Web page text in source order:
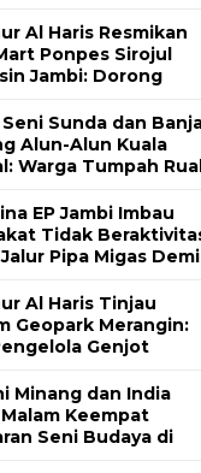
Al Haris Resmikan
Ponpes Sirojul
Jambi: Dorong
Sunda dan
Alun-Alun Kuala
Warga Tumpah
EP Jambi Imbau
Tidak
Pipa Migas Demi
Al Haris Tinjau
Geopark Merangin:
Genjot
Minang dan India
Keempat
Seni Budaya di